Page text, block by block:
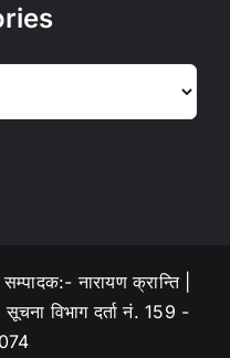
नारायण क्रान्ति |
विभाग दर्ता नं. 159 -